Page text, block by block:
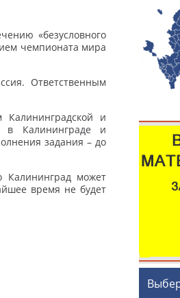
«безусловного
чемпионата мира
Ответственным
Калининградской и
в Калининграде и
задания – до
Калининград может
время не будет